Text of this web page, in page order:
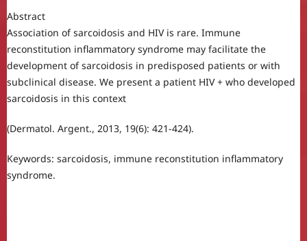
Abstract
Association of sarcoidosis and HIV is rare. Immune
reconstitution inflammatory syndrome may facilitate the
development of sarcoidosis in predisposed patients or with
subclinical disease. We present a patient HIV + who developed
sarcoidosis in this context
(Dermatol. Argent., 2013, 19(6): 421-424).
Keywords: sarcoidosis, immune reconstitution inflammatory
syndrome.